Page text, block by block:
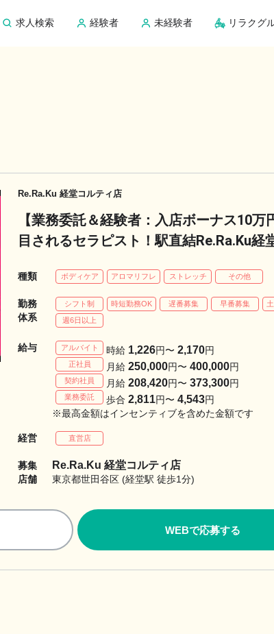
求人検索 経験者 未経験者 リラクグ
Re.Ra.Ku 経堂コルティ店
【業務委託＆経験者：入店ボーナス10
目されるセラピスト！駅直結Re.Ra.Ku
種類 ボディケア アロマリフレ ストレッチ その他
勤務
体系
シフト制 時短勤務OK 遅番募集 早番募集
週6日以上
給与 アルバイト 時給 1,226円〜2,170円
正社員 月給250,000円〜400,000円
契約社員 月給208,420円〜373,300円
業務委託 歩合2,811円〜4,543円
※最高金額はインセンティブを含めた金額です
経営 直営店
募集
店舗
Re.Ra.Ku 経堂コルティ店
東京都世田谷区 (経堂駅 徒歩1分)
WEBで応募する